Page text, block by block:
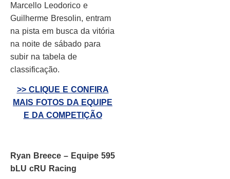
Marcello Leodorico e
Guilherme Bresolin, entram
na pista em busca da vitória
na noite de sábado para
subir na tabela de
classificação.
>> CLIQUE E CONFIRA
MAIS FOTOS DA EQUIPE
E DA COMPETIÇÃO
Ryan Breece – Equipe 595
bLU cRU Racing